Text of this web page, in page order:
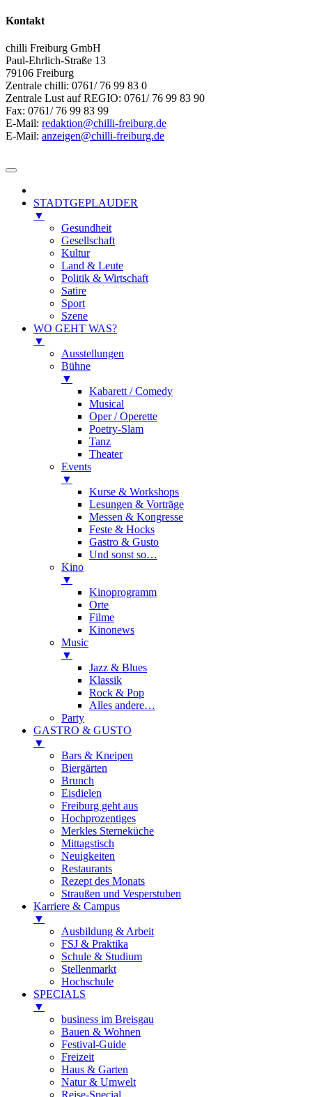
Kontakt
chilli Freiburg GmbH
Paul-Ehrlich-Straße 13
79106 Freiburg
Zentrale chilli: 0761/ 76 99 83 0
Zentrale Lust auf REGIO: 0761/ 76 99 83 90
Fax: 0761/ 76 99 83 99
E-Mail: redaktion@chilli-freiburg.de
E-Mail: anzeigen@chilli-freiburg.de
STADTGEPLAUDER
▼
Gesundheit
Gesellschaft
Kultur
Land & Leute
Politik & Wirtschaft
Satire
Sport
Szene
WO GEHT WAS?
▼
Ausstellungen
Bühne
▼
Kabarett / Comedy
Musical
Oper / Operette
Poetry-Slam
Tanz
Theater
Events
▼
Kurse & Workshops
Lesungen & Vorträge
Messen & Kongresse
Feste & Hocks
Gastro & Gusto
Und sonst so…
Kino
▼
Kinoprogramm
Orte
Filme
Kinonews
Music
▼
Jazz & Blues
Klassik
Rock & Pop
Alles andere…
Party
GASTRO & GUSTO
▼
Bars & Kneipen
Biergärten
Brunch
Eisdielen
Freiburg geht aus
Hochprozentiges
Merkles Sterneküche
Mittagstisch
Neuigkeiten
Restaurants
Rezept des Monats
Straußen und Vesperstuben
Karriere & Campus
▼
Ausbildung & Arbeit
FSJ & Praktika
Schule & Studium
Stellenmarkt
Hochschule
SPECIALS
▼
business im Breisgau
Bauen & Wohnen
Festival-Guide
Freizeit
Haus & Garten
Natur & Umwelt
Reise-Special